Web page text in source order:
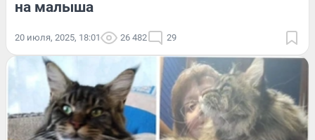
на малыша
20 июля, 2025, 18:01 26 482 29